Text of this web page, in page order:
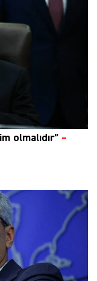
olmalıdır” –